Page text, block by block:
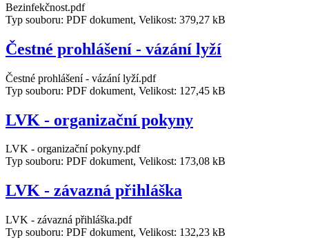
Bezinfekčnost.pdf
Typ souboru: PDF dokument, Velikost: 379,27 kB
Čestné prohlášení - vázání lyží
Čestné prohlášení - vázání lyží.pdf
Typ souboru: PDF dokument, Velikost: 127,45 kB
LVK - organizační pokyny
LVK - organizační pokyny.pdf
Typ souboru: PDF dokument, Velikost: 173,08 kB
LVK - závazná přihláška
LVK - závazná přihláška.pdf
Typ souboru: PDF dokument, Velikost: 132,23 kB